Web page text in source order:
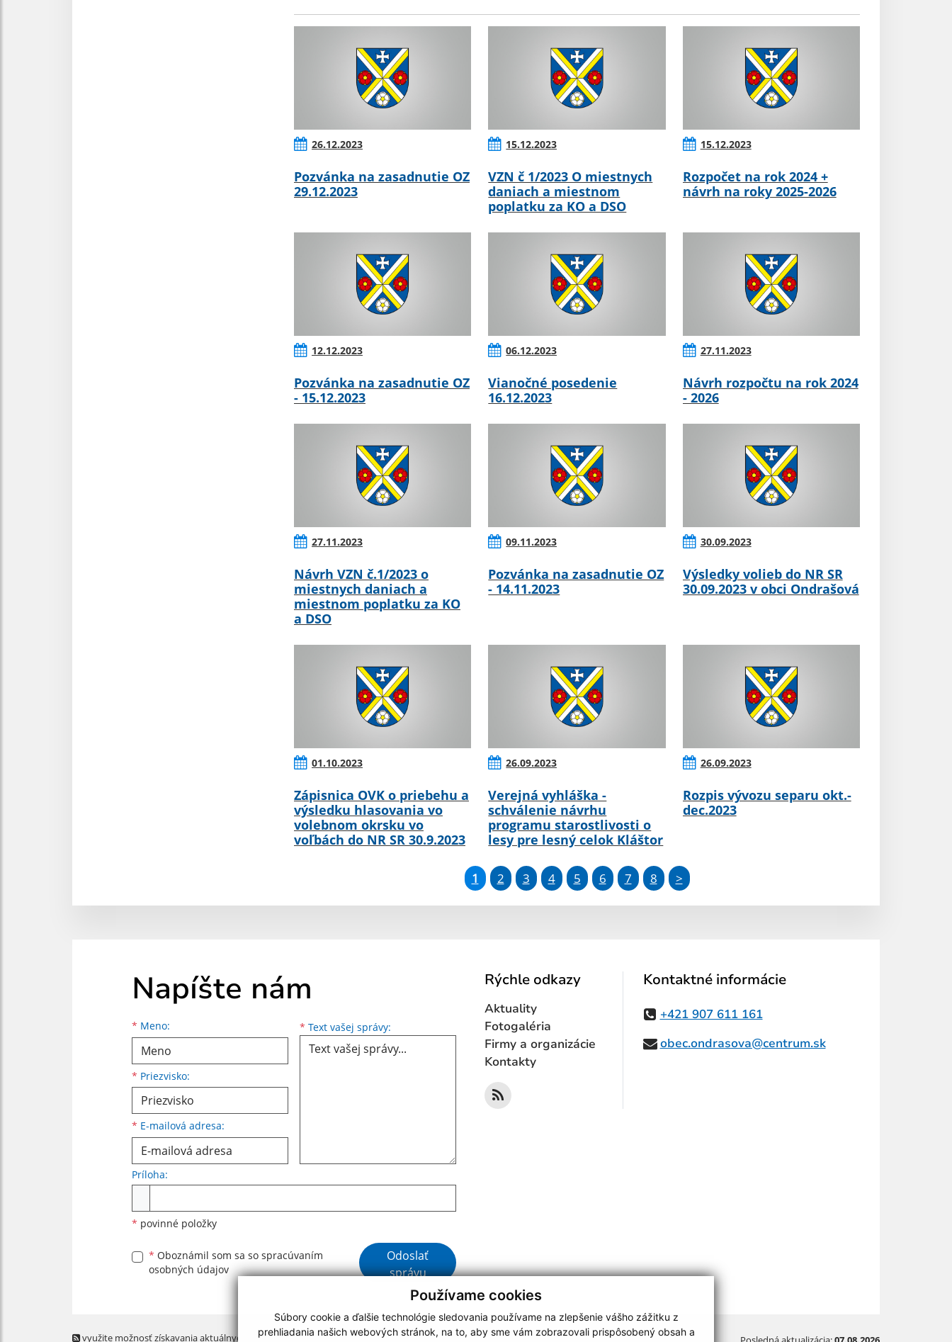
Používame cookies
Súbory cookie a ďalšie technológie sledovania používame na zlepšenie vášho zážitku z
prehliadania našich webových stránok, na to, aby sme vám zobrazovali prispôsobený obsah a
26.12.2023
Pozvánka na zasadnutie OZ
29.12.2023
15.12.2023
VZN č 1/2023 O miestnych
daniach a miestnom
poplatku za KO a DSO
15.12.2023
Rozpočet na rok 2024 +
návrh na roky 2025-2026
12.12.2023
Pozvánka na zasadnutie OZ
- 15.12.2023
06.12.2023
Vianočné posedenie
16.12.2023
27.11.2023
Návrh rozpočtu na rok 2024
- 2026
27.11.2023
Návrh VZN č.1/2023 o
miestnych daniach a
miestnom poplatku za KO
a DSO
09.11.2023
Pozvánka na zasadnutie OZ
- 14.11.2023
30.09.2023
Výsledky volieb do NR SR
30.09.2023 v obci Ondrašová
01.10.2023
Zápisnica OVK o priebehu a
výsledku hlasovania vo
volebnom okrsku vo
voľbách do NR SR 30.9.2023
26.09.2023
Verejná vyhláška -
schválenie návrhu
programu starostlivosti o
lesy pre lesný celok Kláštor
26.09.2023
Rozpis vývozu separu okt.-
dec.2023
1 2 3 4 5 6 7 8 >
Napíšte nám
* Meno:
Meno
* Priezvisko:
Priezvisko
* E-mailová adresa:
E-mailová adresa * Text vašej správy: Text vašej správy...
Príloha:
* povinné položky
* Oboznámil som sa so spracúvaním
osobných údajov
Google reCaptcha Response
Odoslať
správu
Rýchle odkazy
Aktuality
Fotogaléria
Firmy a organizácie
Kontakty
Kontaktné informácie
+421 907 611 161
obec.ondrasova@centrum.sk
využite možnosť získavania aktuálnych informácií s